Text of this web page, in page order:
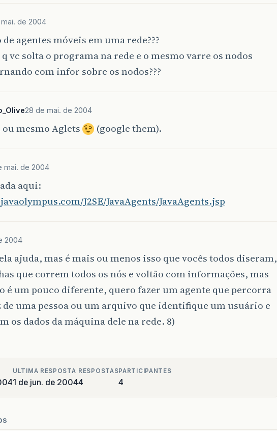
de 2004
agentes móveis em uma rede???
vc solta o programa na rede e o mesmo varre os nodos
com infor sobre os nodos???
28 de mai. de 2004
mesmo Aglets (google them).
mai. de 2004
aqui:
J2SE/JavaAgents/JavaAgents.jsp
2004
ajuda, mas é mais ou menos isso que vocês todos diseram,
que correm todos os nós e voltão com informações, mas
é um pouco diferente, quero fazer um agente que percorra
de uma pessoa ou um arquivo que identifique um usuário e
os dados da máquina dele na rede. 8)
ULTIMA RESPOSTA
1 de jun. de 2004
RESPOSTAS
4
PARTICIPANTES
4